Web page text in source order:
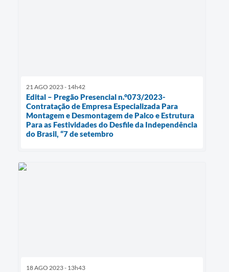
21 AGO 2023 - 14h42
Edital – Pregão Presencial n.°073/2023-
Contratação de Empresa Especializada Para
Montagem e Desmontagem de Palco e Estrutura
Para as Festividades do Desfile da Independência
do Brasil, “7 de setembro
18 AGO 2023 - 13h43